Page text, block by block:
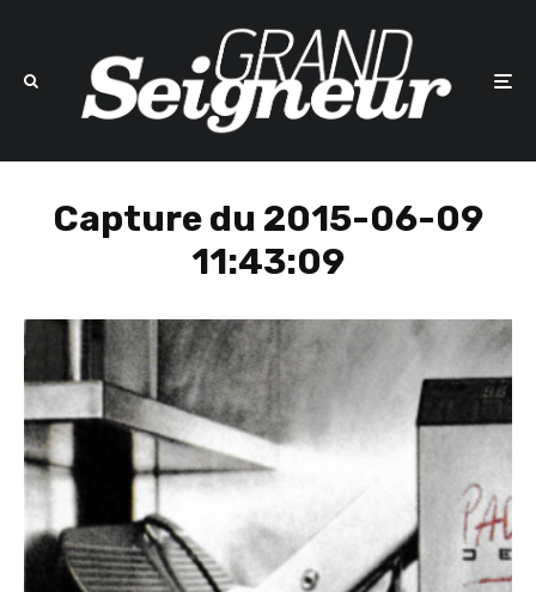
Capture du 2015-06-09
11:43:09